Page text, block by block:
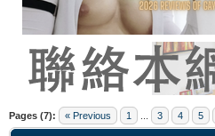
Pages (7): « Previous 1 3 4 5